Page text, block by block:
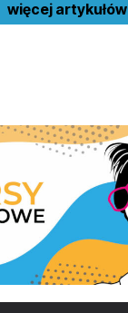
więcej artykułów